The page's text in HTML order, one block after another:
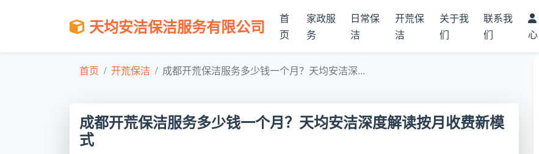
天均安洁保洁服务有限公司
首
页
家政服
务
日常保
洁
开荒保
洁
关于我
们
联系我
们
心
首页 开荒保洁 成都开荒保洁服务多少钱一个月？天均安洁深...
成都开荒保洁服务多少钱一个月？天均安洁深度解读按月收费新模
式